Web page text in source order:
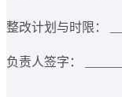
整改计划与时限：
负责人签字：